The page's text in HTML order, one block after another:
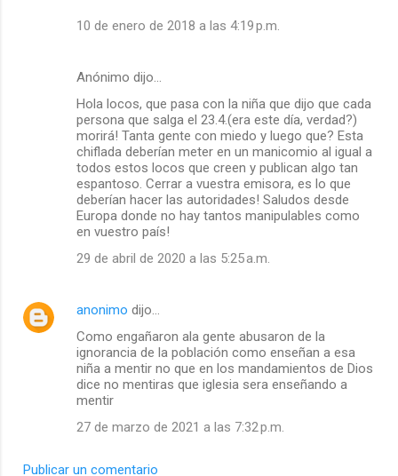
10 de enero de 2018 a las 4:19 p.m.
Anónimo dijo…
Hola locos, que pasa con la niña que dijo que cada
persona que salga el 23.4.(era este día, verdad?)
morirá! Tanta gente con miedo y luego que? Esta
chiflada deberían meter en un manicomio al igual a
todos estos locos que creen y publican algo tan
espantoso. Cerrar a vuestra emisora, es lo que
deberían hacer las autoridades! Saludos desde
Europa donde no hay tantos manipulables como
en vuestro país!
29 de abril de 2020 a las 5:25 a.m.
anonimo dijo…
Como engañaron ala gente abusaron de la
ignorancia de la población como enseñan a esa
niña a mentir no que en los mandamientos de Dios
dice no mentiras que iglesia sera enseñando a
mentir
27 de marzo de 2021 a las 7:32 p.m.
Publicar un comentario